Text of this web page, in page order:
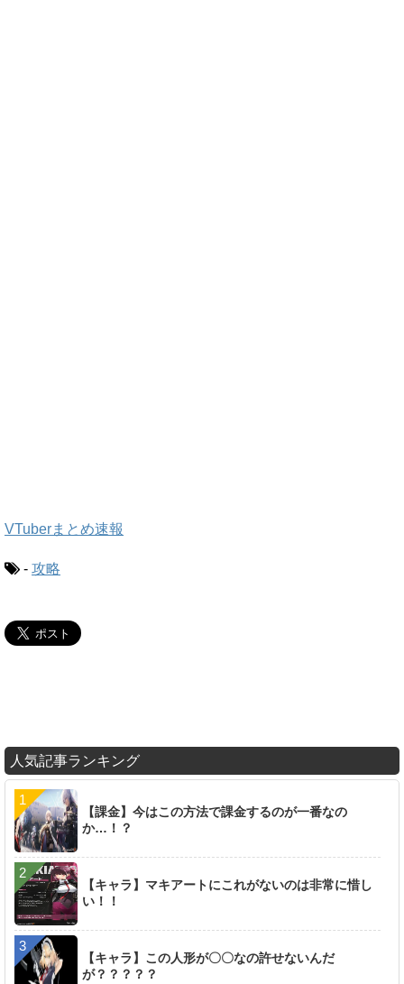
VTuberまとめ速報
- 攻略
人気記事ランキング
【課金】今はこの方法で課金するのが一番なの
か…！？
【キャラ】マキアートにこれがないのは非常に惜し
い！！
【キャラ】この人形が〇〇なの許せないんだ
が？？？？？